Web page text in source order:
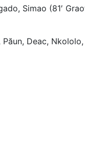
Simao (81′
Deac,